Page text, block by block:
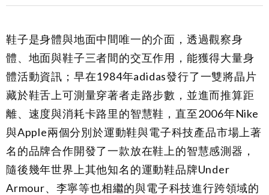
鞋子是身體與地面中間唯一的介面，透過觀察身
體、地面與鞋子三者間的交互作用，能獲得大量身
體活動資訊；早在1984年adidas發行了一雙將晶片
藏於鞋舌上可測量穿著者走路步數，並進而推算距
離、速度與消耗卡路里的智慧鞋，直至2006年Nike
與Apple兩個分別於運動鞋與電子科技產品市場上著
名的品牌合作開發了一款放在鞋上的智慧感測器，
隨後幾年世界上其他知名的運動鞋品牌Under
Armour、李寧等也相繼的與電子科技進行跨領域的